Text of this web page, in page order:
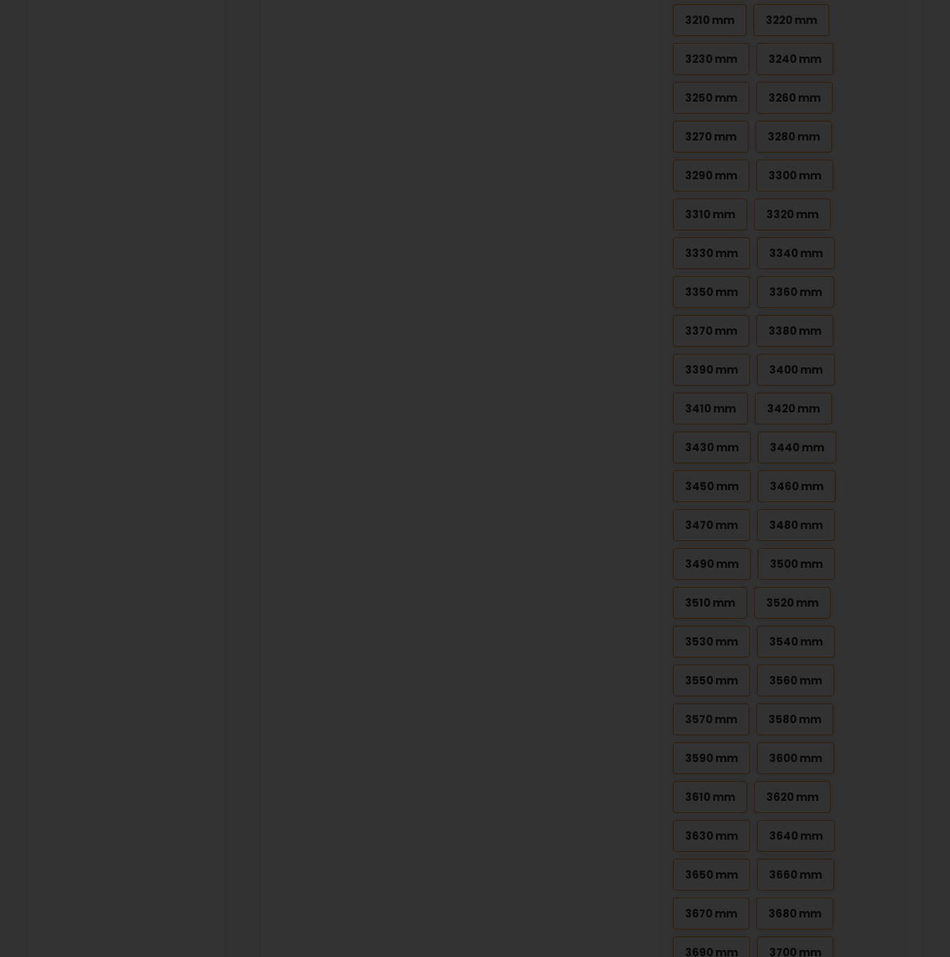
3210 mm 3220 mm
3230 mm 3240 mm
3250 mm 3260 mm
3270 mm 3280 mm
3290 mm 3300 mm
3310 mm 3320 mm
3330 mm 3340 mm
3350 mm 3360 mm
3370 mm 3380 mm
3390 mm 3400 mm
3410 mm 3420 mm
3430 mm 3440 mm
3450 mm 3460 mm
3470 mm 3480 mm
3490 mm 3500 mm
3510 mm 3520 mm
3530 mm 3540 mm
3550 mm 3560 mm
3570 mm 3580 mm
3590 mm 3600 mm
3610 mm 3620 mm
3630 mm 3640 mm
3650 mm 3660 mm
3670 mm 3680 mm
3690 mm 3700 mm